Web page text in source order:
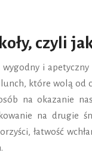
czyli
i
które wolą od
na okazanie
na drugie
łatwość